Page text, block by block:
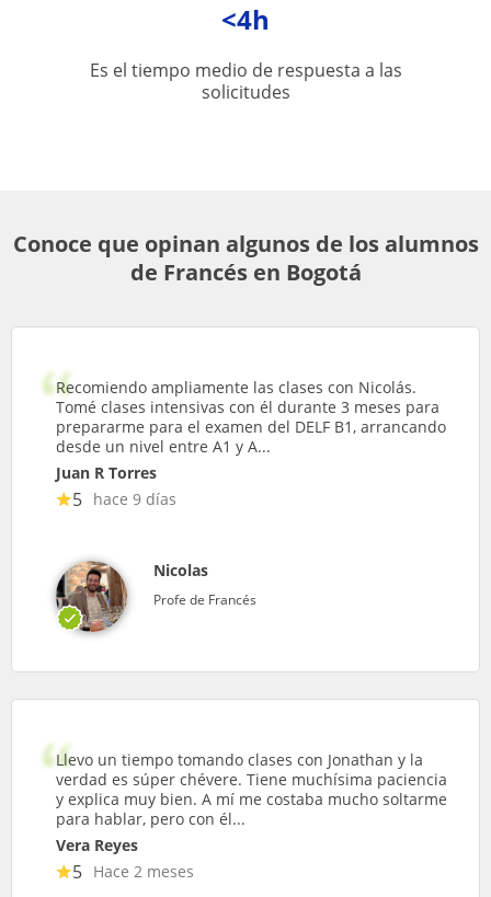
<4h
Es el tiempo medio de respuesta a las
solicitudes
Conoce que opinan algunos de los alumnos
de Francés en Bogotá
Recomiendo ampliamente las clases con Nicolás.
Tomé clases intensivas con él durante 3 meses para
prepararme para el examen del DELF B1, arrancando
desde un nivel entre A1 y A...
Juan R Torres
5 hace 9 días
Nicolas
Profe de Francés
Llevo un tiempo tomando clases con Jonathan y la
verdad es súper chévere. Tiene muchísima paciencia
y explica muy bien. A mí me costaba mucho soltarme
para hablar, pero con él...
Vera Reyes
5 Hace 2 meses